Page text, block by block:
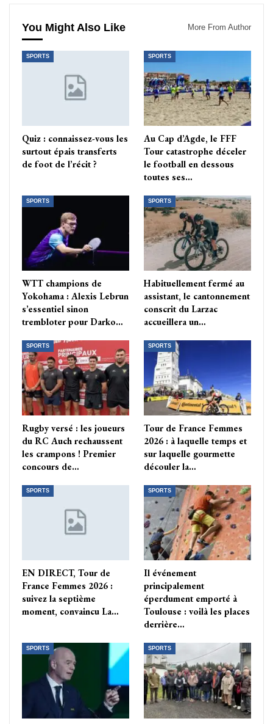
You Might Also Like More From Author
SPORTS
Quiz : connaissez-vous les
surtout épais transferts
de foot de l’récit ?
SPORTS
Au Cap d’Agde, le FFF
Tour catastrophe déceler
le football en dessous
toutes ses…
SPORTS
WTT champions de
Yokohama : Alexis Lebrun
s’essentiel sinon
trembloter pour Darko…
SPORTS
Habituellement fermé au
assistant, le cantonnement
conscrit du Larzac
accueillera un…
SPORTS
Rugby versé : les joueurs
du RC Auch rechaussent
les crampons ! Premier
concours de…
SPORTS
Tour de France Femmes
2026 : à laquelle temps et
sur laquelle gourmette
découler la…
SPORTS
EN DIRECT, Tour de
France Femmes 2026 :
suivez la septième
moment, convaincu La…
SPORTS
Il événement
principalement
éperdument emporté à
Toulouse : voilà les places
derrière…
SPORTS SPORTS